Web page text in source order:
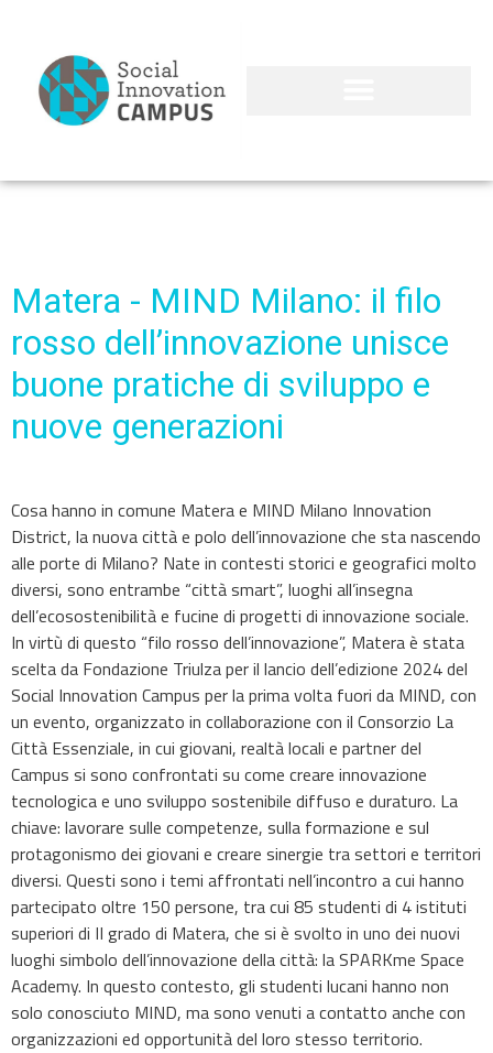
Matera - MIND Milano: il filo
rosso dell’innovazione unisce
buone pratiche di sviluppo e
nuove generazioni
Cosa hanno in comune Matera e MIND Milano Innovation
District, la nuova città e polo dell’innovazione che sta nascendo
alle porte di Milano? Nate in contesti storici e geografici molto
diversi, sono entrambe “città smart”, luoghi all’insegna
dell’ecosostenibilità e fucine di progetti di innovazione sociale.
In virtù di questo “filo rosso dell’innovazione”, Matera è stata
scelta da Fondazione Triulza per il lancio dell’edizione 2024 del
Social Innovation Campus per la prima volta fuori da MIND, con
un evento, organizzato in collaborazione con il Consorzio La
Città Essenziale, in cui giovani, realtà locali e partner del
Campus si sono confrontati su come creare innovazione
tecnologica e uno sviluppo sostenibile diffuso e duraturo. La
chiave: lavorare sulle competenze, sulla formazione e sul
protagonismo dei giovani e creare sinergie tra settori e territori
diversi. Questi sono i temi affrontati nell’incontro a cui hanno
partecipato oltre 150 persone, tra cui 85 studenti di 4 istituti
superiori di II grado di Matera, che si è svolto in uno dei nuovi
luoghi simbolo dell’innovazione della città: la SPARKme Space
Academy. In questo contesto, gli studenti lucani hanno non
solo conosciuto MIND, ma sono venuti a contatto anche con
organizzazioni ed opportunità del loro stesso territorio.